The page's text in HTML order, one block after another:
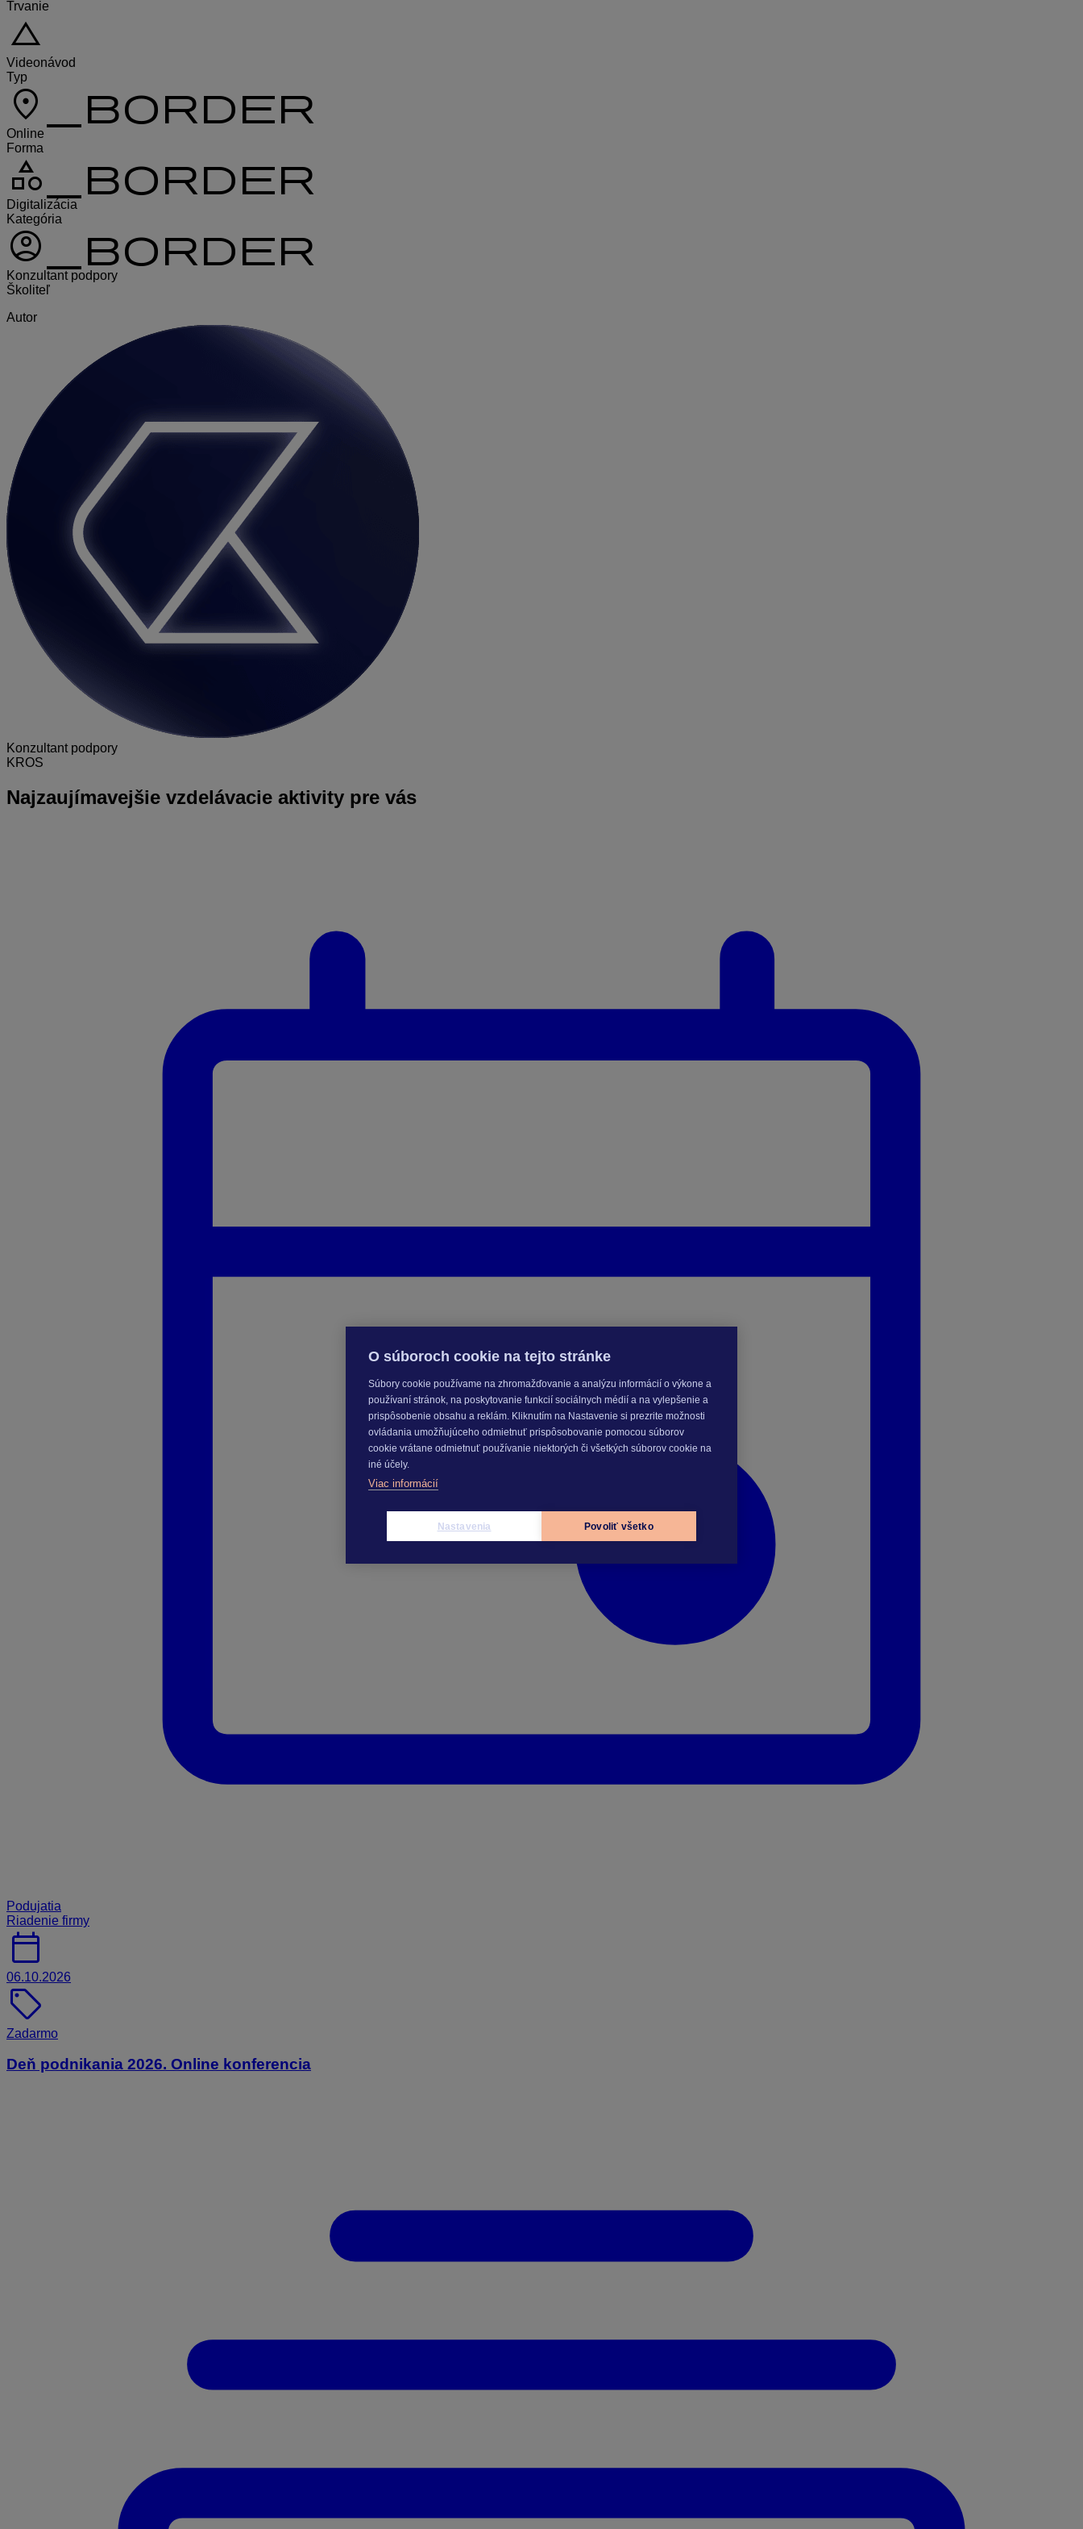
Trvanie
change_history
Videonávod
Typ
location_on_border
Online
Forma
category_border
Digitalizácia
Kategória
account_circle_border
Konzultant podpory
Školiteľ
Autor
Konzultant podpory
KROS
Najzaujímavejšie vzdelávacie aktivity pre vás
Podujatia
Riadenie firmy
calendar_today
06.10.2026
sell
Zadarmo
Deň podnikania 2026. Online konferencia
O súboroch cookie na tejto stránke
Súbory cookie používame na zhromažďovanie a analýzu informácií o výkone a
používaní stránok, na poskytovanie funkcií sociálnych médií a na vylepšenie a
prispôsobenie obsahu a reklám. Kliknutím na Nastavenie si prezrite možnosti
ovládania umožňujúceho odmietnuť prispôsobovanie pomocou súborov
cookie vrátane odmietnuť používanie niektorých či všetkých súborov cookie na
iné účely.
Viac informácií
Nastavenia Povoliť všetko